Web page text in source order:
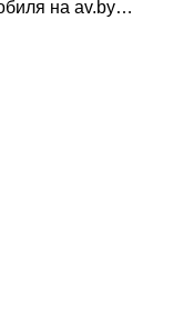
на av.by…